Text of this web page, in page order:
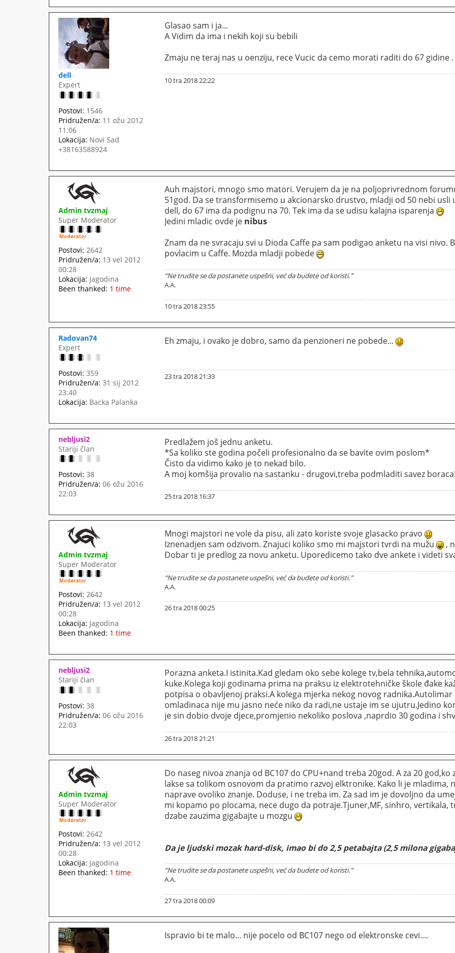
dell
Expert
Postovi: 1546
Pridružen/a: 11 ožu 2012
11:06
Lokacija: Novi Sad
+38163588924
Glasao sam i ja...
A Vidim da ima i nekih koji su bebili
Zmaju ne teraj nas u oenziju, rece Vucic da cemo morati raditi do 67 gidine
10 tra 2018 22:22
Admin tvzmaj
Super Moderator
Postovi: 2642
Pridružen/a: 13 vel 2012
00:28
Lokacija: Jagodina
Been thanked: 1 time
Auh majstori, mnogo smo matori. Verujem da je na poljoprivrednom
51god. Da se transformisemo u akcionarsko drustvo, mladji od 50 nebi
dell, do 67 ima da podignu na 70. Tek ima da se udisu kalajna isparenja
Jedini mladic ovde je nibus
Znam da ne svracaju svi u Dioda Caffe pa sam podigao anketu na visi nivo.
povlacim u Caffe. Mozda mladji pobede
“Ne trudite se da postanete uspešni, već da budete od koristi.”
A.A.
10 tra 2018 23:55
Radovan74
Expert
Postovi: 359
Pridružen/a: 31 sij 2012
23:40
Lokacija: Backa Palanka
Eh zmaju, i ovako je dobro, samo da penzioneri ne pobede...
23 tra 2018 21:33
nebljusi2
Stariji član
Postovi: 38
Pridružen/a: 06 ožu 2016
22:03
Predlažem još jednu anketu.
*Sa koliko ste godina počeli profesionalno da se bavite ovim poslom*
Čisto da vidimo kako je to nekad bilo.
A moj komšija provalio na sastanku - drugovi,treba podmladiti savez boraca!
25 tra 2018 16:37
Admin tvzmaj
Super Moderator
Postovi: 2642
Pridružen/a: 13 vel 2012
00:28
Lokacija: Jagodina
Been thanked: 1 time
Mnogi majstori ne vole da pisu, ali zato koriste svoje glasacko pravo
Iznenadjen sam odzivom. Znajuci koliko smo mi majstori tvrdi na mužu
,
Dobar ti je predlog za novu anketu. Uporedicemo tako dve ankete i videti
“Ne trudite se da postanete uspešni, već da budete od koristi.”
A.A.
26 tra 2018 00:25
nebljusi2
Stariji član
Postovi: 38
Pridružen/a: 06 ožu 2016
22:03
Porazna anketa.I istinita.Kad gledam oko sebe kolege tv,bela
kuke.Kolega koji godinama prima na praksu iz elektrotehničke škole đake
potpisa o obavljenoj praksi.A kolega mjerka nekog novog
omladinaca nije mu jasno neće niko da radi,ne ustaje im se ujutru.Jedino
je sin dobio dvoje djece,promjenio nekoliko poslova ,naprdio 30 godina i
26 tra 2018 21:21
Admin tvzmaj
Super Moderator
Postovi: 2642
Pridružen/a: 13 vel 2012
00:28
Lokacija: Jagodina
Been thanked: 1 time
Do naseg nivoa znanja od BC107 do CPU+nand treba 20god. A za 20
lakse sa tolikom osnovom da pratimo razvoj elktronike. Kako li je mladima,
naprave ovoliko znanje. Doduse, i ne treba im. Za sad im je dovoljno da
mi kopamo po plocama, nece dugo da potraje.Tjuner,MF, sinhro, vertikala,
dzabe zauzima gigabajte u mozgu
Da je ljudski mozak hard-disk, imao bi do 2,5 petabajta (2,5 milona
“Ne trudite se da postanete uspešni, već da budete od koristi.”
A.A.
27 tra 2018 00:09
Ispravio bi te malo... nije pocelo od BC107 nego od elektronske cevi....